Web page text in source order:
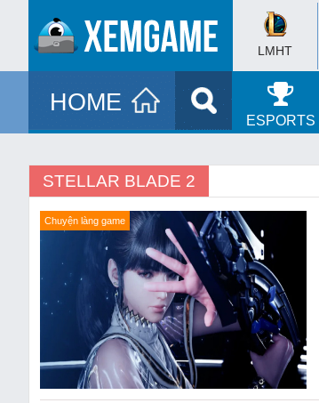
LMHT
HOME
ESPORTS
STELLAR BLADE 2
Chuyện làng game